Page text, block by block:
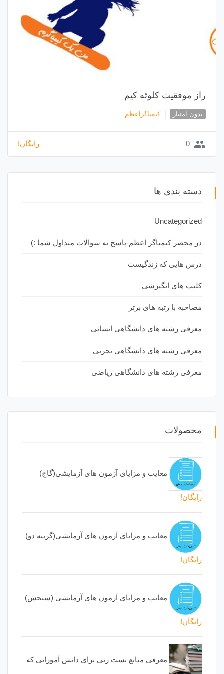
راز موفقیت کلوئه کیم
بدون امتیاز کیمیاگراعظم
group
0 رایگان!
دسته بندی ها
Uncategorized
در محضر کیمیاگر اعظم-پاسخ به سوالات متداول شما :)
درس هایی که زندگیست
کلیپ های انگیزشی
مصاحبه با رتبه های برتر
معرفی رشته های دانشگاهی انسانی
معرفی رشته های دانشگاهی تجربی
معرفی رشته های دانشگاهی ریاضی
محصولات
معایب و مزایای آزمون های آزمایشی(گاج)
رایگان!
معایب و مزایای آزمون های آزمایشی(گزینه دو)
رایگان!
معایب و مزایای آزمون های آزمایشی (سنجش)
رایگان!
معرفی منابع تست زنی برای دانش آموزانی که